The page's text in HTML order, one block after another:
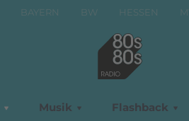
BAYERN BW HESSEN
Musik Flashback